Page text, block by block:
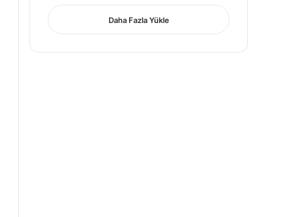
Daha Fazla Yükle